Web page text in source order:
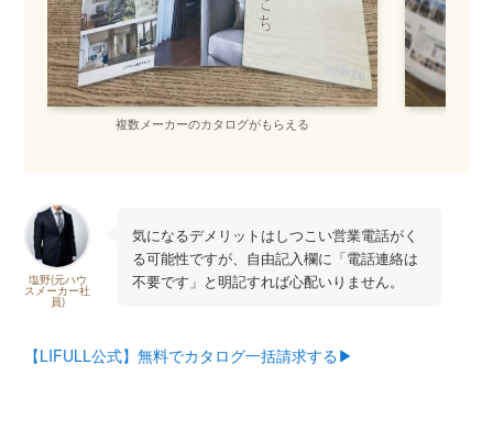
複数メーカーのカタログがもらえる
塩野(元ハウ
スメーカー社
員)
気になるデメリットはしつこい営業電話がく
る可能性ですが、自由記入欄に「電話連絡は
不要です」と明記すれば心配いりません。
【LIFULL公式】無料でカタログ一括請求する▶︎